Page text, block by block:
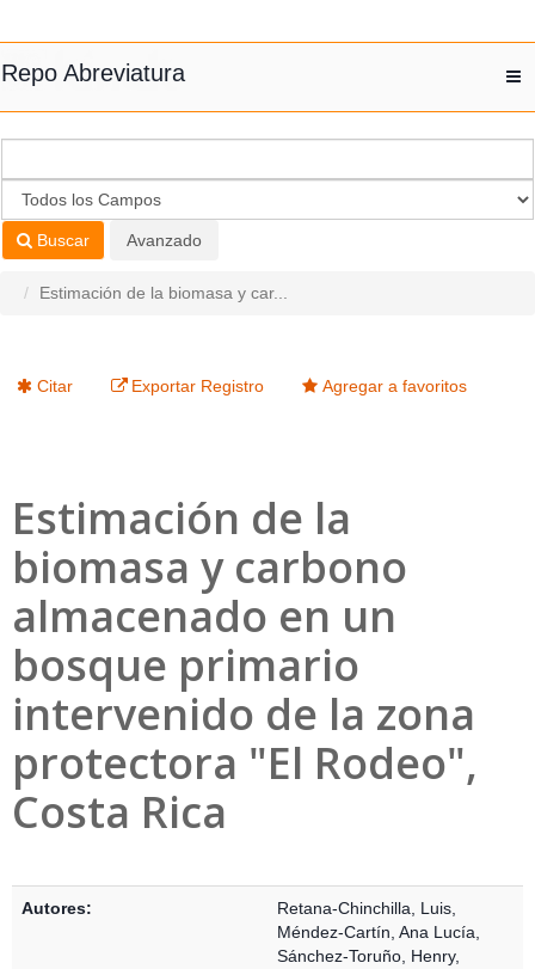
Repo Abreviatura
Buscar Avanzado
Estimación de la biomasa y car...
Citar Exportar Registro Agregar a favoritos
Estimación de la
biomasa y carbono
almacenado en un
bosque primario
intervenido de la zona
protectora "El Rodeo",
Costa Rica
Autores: Retana-Chinchilla, Luis
Méndez-Cartín, Ana Lucía
Sánchez-Toruño, Henry,